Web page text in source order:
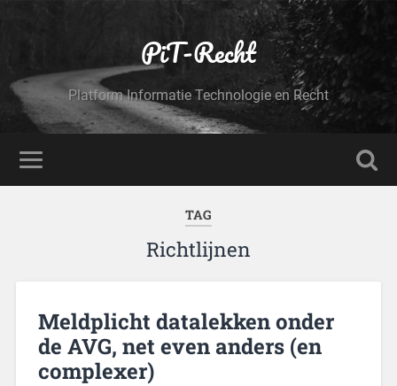
PiT-Recht
Platform Informatie Technologie en Recht
TAG
Richtlijnen
Meldplicht datalekken onder
de AVG, net even anders (en
complexer)